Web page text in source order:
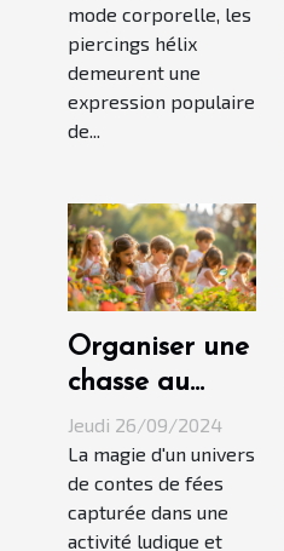
significations
mode corporelle, les
piercings hélix
demeurent une
expression populaire
de...
Organiser une
chasse au
trésor
thématique
princesse pour
enfants
Jeudi 26/09/2024
La magie d'un univers
de contes de fées
capturée dans une
activité ludique et